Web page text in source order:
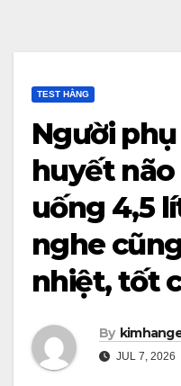
TEST HẰNG
Người
huyết não
uống 4,5
nghe
nhiệt, tốt
By
JUL 7, 2026